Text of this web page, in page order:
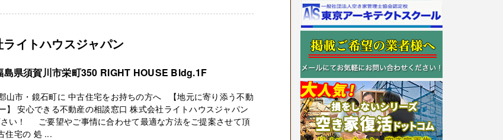
イトハウスジャパン
島県須賀川市栄町350 RIGHT HOUSE Bldg.1F
山市・鏡石町に 中古住宅をお持ちの方へ 【地元に寄り添う不動
】 安心できる不動産の相談窓口 株式会社ライトハウスジャパン
い！ ご要望やご事情に合わせて最適な方法をご提案させて頂
住宅の 処 ...